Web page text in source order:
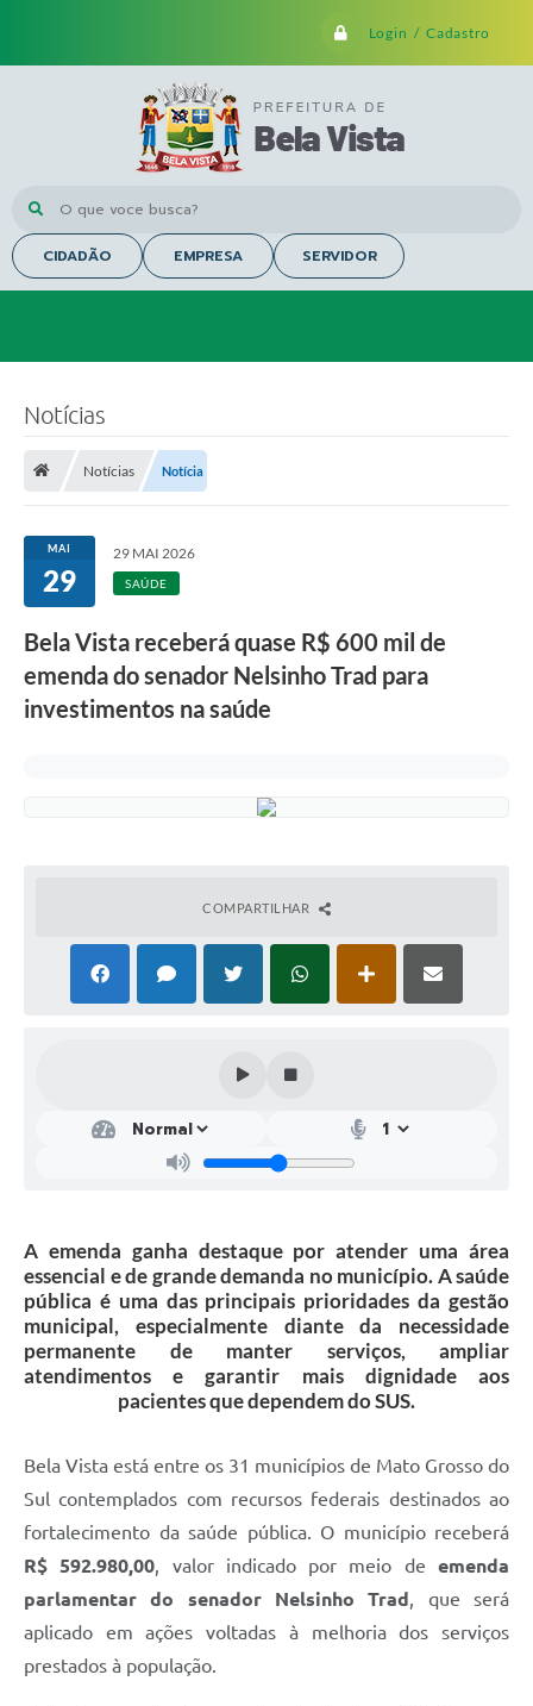
Login / Cadastro
O que voce busca?
CIDADÃO EMPRESA SERVIDOR
Notícias
Notícias Notícia
MAI
29
29 MAI 2026
SAÚDE
Bela Vista receberá quase R$ 600 mil de
emenda do senador Nelsinho Trad para
investimentos na saúde
COMPARTILHAR
A emenda ganha destaque por atender uma área
essencial e de grande demanda no município. A saúde
pública é uma das principais prioridades da gestão
municipal, especialmente diante da necessidade
permanente de manter serviços, ampliar
atendimentos e garantir mais dignidade aos
pacientes que dependem do SUS.
Bela Vista está entre os 31 municípios de Mato Grosso do
Sul contemplados com recursos federais destinados ao
fortalecimento da saúde pública. O município receberá
R$ 592.980,00, valor indicado por meio deemenda
parlamentar do senador Nelsinho Trad, que será
aplicado em ações voltadas à melhoria dos serviços
prestados à população.